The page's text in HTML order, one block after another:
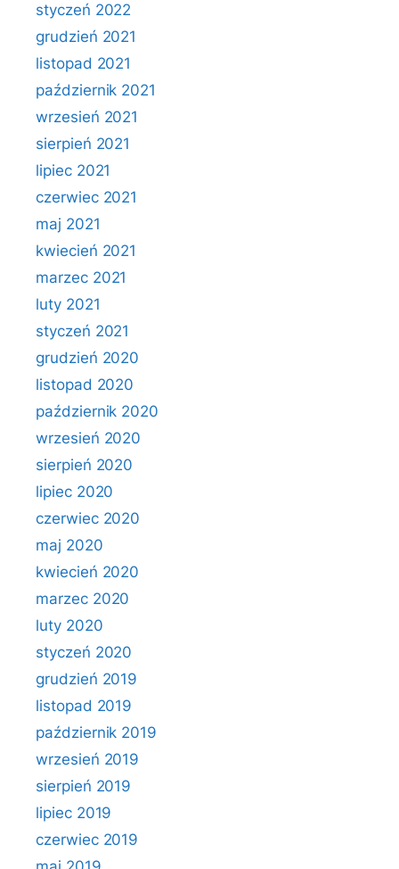
styczeń 2022
grudzień 2021
listopad 2021
październik 2021
wrzesień 2021
sierpień 2021
lipiec 2021
czerwiec 2021
maj 2021
kwiecień 2021
marzec 2021
luty 2021
styczeń 2021
grudzień 2020
listopad 2020
październik 2020
wrzesień 2020
sierpień 2020
lipiec 2020
czerwiec 2020
maj 2020
kwiecień 2020
marzec 2020
luty 2020
styczeń 2020
grudzień 2019
listopad 2019
październik 2019
wrzesień 2019
sierpień 2019
lipiec 2019
czerwiec 2019